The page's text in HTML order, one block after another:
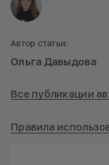
Автор статьи:
Ольга Давыдова
Все публикации
Правила